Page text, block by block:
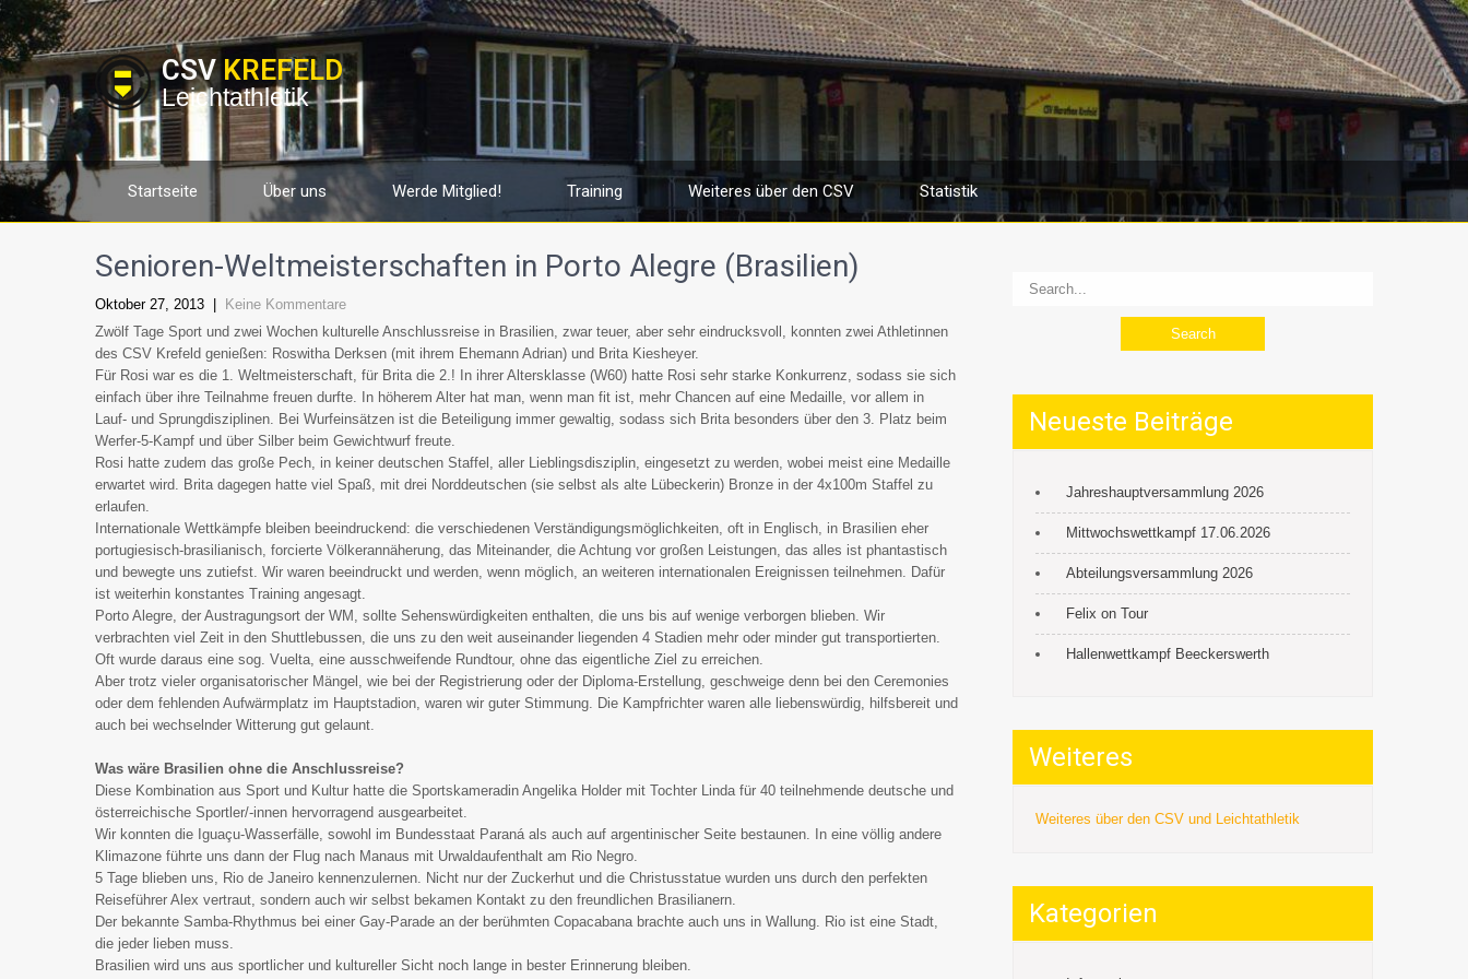
CSVKREFELD
Leichtathletik
Startseite Über uns Werde Mitglied! Training Weiteres über den CSV Statistik
Senioren-Weltmeisterschaften in Porto Alegre (Brasilien)
Oktober 27, 2013
Keine Kommentare
Zwölf Tage Sport und zwei Wochen kulturelle Anschlussreise in Brasilien, zwar teuer, aber sehr eindrucksvoll, konnten zwei Athletinnen
des CSV Krefeld genießen: Roswitha Derksen (mit ihrem Ehemann Adrian) und Brita Kiesheyer.
Für Rosi war es die 1. Weltmeisterschaft, für Brita die 2.! In ihrer Altersklasse (W60) hatte Rosi sehr starke Konkurrenz, sodass sie sich
einfach über ihre Teilnahme freuen durfte. In höherem Alter hat man, wenn man fit ist, mehr Chancen auf eine Medaille, vor allem in
Lauf- und Sprungdisziplinen. Bei Wurfeinsätzen ist die Beteiligung immer gewaltig, sodass sich Brita besonders über den 3. Platz beim
Werfer-5-Kampf und über Silber beim Gewichtwurf freute.
Rosi hatte zudem das große Pech, in keiner deutschen Staffel, aller Lieblingsdisziplin, eingesetzt zu werden, wobei meist eine Medaille
erwartet wird. Brita dagegen hatte viel Spaß, mit drei Norddeutschen (sie selbst als alte Lübeckerin) Bronze in der 4x100m Staffel zu
erlaufen.
Internationale Wettkämpfe bleiben beeindruckend: die verschiedenen Verständigungsmöglichkeiten, oft in Englisch, in Brasilien eher
portugiesisch-brasilianisch, forcierte Völkerannäherung, das Miteinander, die Achtung vor großen Leistungen, das alles ist phantastisch
und bewegte uns zutiefst. Wir waren beeindruckt und werden, wenn möglich, an weiteren internationalen Ereignissen teilnehmen. Dafür
ist weiterhin konstantes Training angesagt.
Porto Alegre, der Austragungsort der WM, sollte Sehenswürdigkeiten enthalten, die uns bis auf wenige verborgen blieben. Wir
verbrachten viel Zeit in den Shuttlebussen, die uns zu den weit auseinander liegenden 4 Stadien mehr oder minder gut transportierten.
Oft wurde daraus eine sog. Vuelta, eine ausschweifende Rundtour, ohne das eigentliche Ziel zu erreichen.
Aber trotz vieler organisatorischer Mängel, wie bei der Registrierung oder der Diploma-Erstellung, geschweige denn bei den Ceremonies
oder dem fehlenden Aufwärmplatz im Hauptstadion, waren wir guter Stimmung. Die Kampfrichter waren alle liebenswürdig, hilfsbereit und
auch bei wechselnder Witterung gut gelaunt.
Was wäre Brasilien ohne die Anschlussreise?
Diese Kombination aus Sport und Kultur hatte die Sportskameradin Angelika Holder mit Tochter Linda für 40 teilnehmende deutsche und
österreichische Sportler/-innen hervorragend ausgearbeitet.
Wir konnten die Iguaçu-Wasserfälle, sowohl im Bundesstaat Paraná als auch auf argentinischer Seite bestaunen. In eine völlig andere
Klimazone führte uns dann der Flug nach Manaus mit Urwaldaufenthalt am Rio Negro.
5 Tage blieben uns, Rio de Janeiro kennenzulernen. Nicht nur der Zuckerhut und die Christusstatue wurden uns durch den perfekten
Reiseführer Alex vertraut, sondern auch wir selbst bekamen Kontakt zu den freundlichen Brasilianern.
Der bekannte Samba-Rhythmus bei einer Gay-Parade an der berühmten Copacabana brachte auch uns in Wallung. Rio ist eine Stadt,
die jeder lieben muss.
Brasilien wird uns aus sportlicher und kultureller Sicht noch lange in bester Erinnerung bleiben.
Neueste Beiträge
Jahreshauptversammlung 2026
Mittwochswettkampf 17.06.2026
Abteilungsversammlung 2026
Felix on Tour
Hallenwettkampf Beeckerswerth
Weiteres
Weiteres über den CSV und Leichtathletik
Kategorien